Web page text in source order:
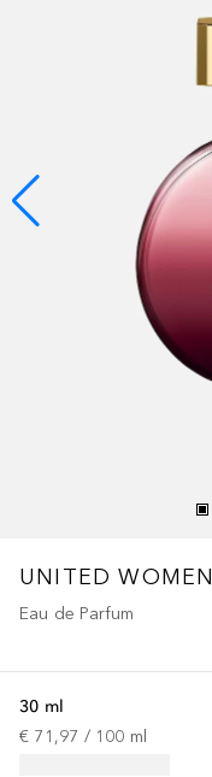
UNITED WOMEN
Eau de Parfum
30 ml
€ 71,97 / 100 ml